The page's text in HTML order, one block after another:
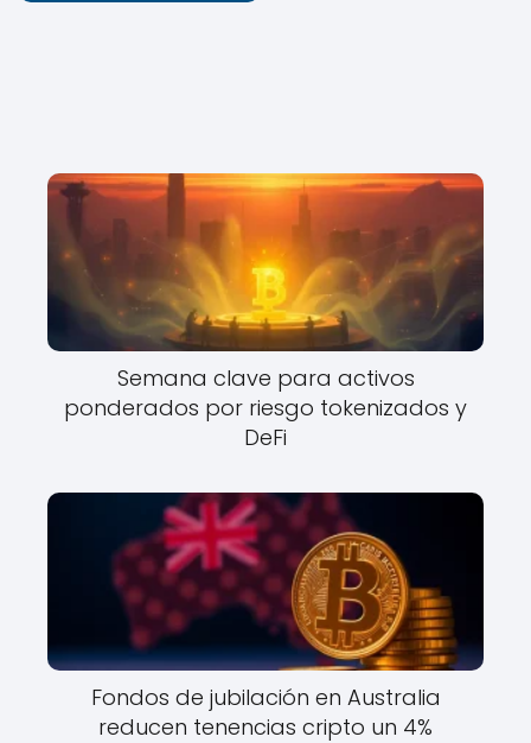
Semana clave para activos
ponderados por riesgo tokenizados y
DeFi
Fondos de jubilación en Australia
reducen tenencias cripto un 4%